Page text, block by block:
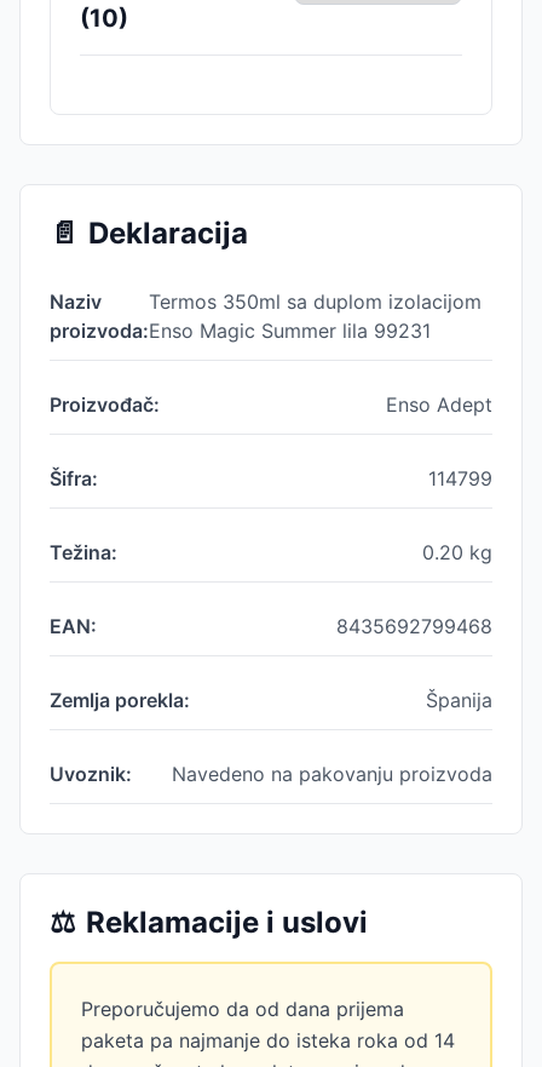
(10)
📄 Deklaracija
Naziv
proizvoda:
Termos 350ml sa duplom izolacijom
Enso Magic Summer lila 99231
Proizvođač: Enso Adept
Šifra: 114799
Težina: 0.20 kg
EAN: 8435692799468
Zemlja porekla: Španija
Uvoznik: Navedeno na pakovanju proizvoda
⚖️ Reklamacije i uslovi
Preporučujemo da od dana prijema
paketa pa najmanje do isteka roka od 14